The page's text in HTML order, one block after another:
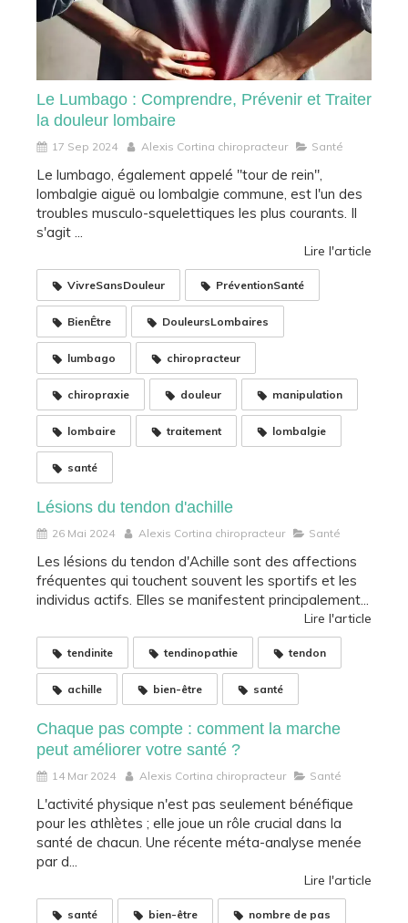
Le Lumbago : Comprendre, Prévenir et Traiter
la douleur lombaire
17 Sep 2024 Alexis Cortina chiropracteur Santé
Le lumbago, également appelé "tour de rein",
lombalgie aiguë ou lombalgie commune, est l'un des
troubles musculo-squelettiques les plus courants. Il
s'agit ...
Lire l'article
VivreSansDouleur PréventionSanté
BienÊtre DouleursLombaires
lumbago chiropracteur
chiropraxie douleur manipulation
lombaire traitement lombalgie
santé
Lésions du tendon d'achille
26 Mai 2024 Alexis Cortina chiropracteur Santé
Les lésions du tendon d'Achille sont des affections
fréquentes qui touchent souvent les sportifs et les
individus actifs. Elles se manifestent principalement...
Lire l'article
tendinite tendinopathie tendon
achille bien-être santé
Chaque pas compte : comment la marche
peut améliorer votre santé ?
14 Mar 2024 Alexis Cortina chiropracteur Santé
L'activité physique n'est pas seulement bénéfique
pour les athlètes ; elle joue un rôle crucial dans la
santé de chacun. Une récente méta-analyse menée
par d...
Lire l'article
santé bien-être nombre de pas